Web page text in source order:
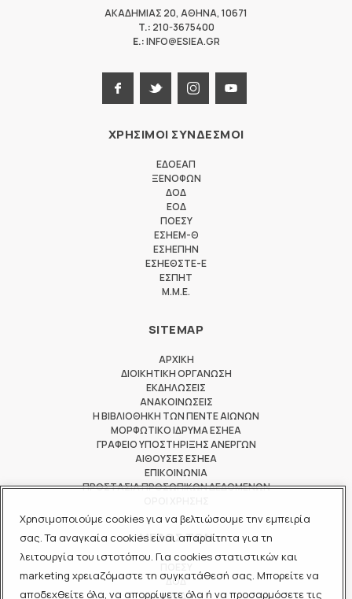
Χρησιμοποιούμε cookies για να βελτιώσουμε την εμπειρία
σας. Τα αναγκαία cookies είναι απαραίτητα για τη
λειτουργία του ιστοτόπου. Για cookies στατιστικών και
marketing χρειαζόμαστε τη συγκατάθεσή σας. Μπορείτε να
αποδεχθείτε όλα, να απορρίψετε όλα ή να προσαρμόσετε τις
ΑΚΑΔΗΜΙΑΣ 20, ΑΘΗΝΑ, 10671
T.: 210-3675400
E.:INFO@ESIEA.GR
ΧΡΗΣΙΜΟΙ ΣΥΝΔΕΣΜΟΙ
ΕΔΟΕΑΠ
ΞΕΝΟΦΩΝ
ΔΟΔ
ΕΟΔ
ΠΟΕΣΥ
ΕΣΗΕΜ-Θ
ΕΣΗΕΠΗΝ
ΕΣΗΕΘΣΤΕ-Ε
ΕΣΠΗΤ
M.M.E.
SITEMAP
ΑΡΧΙΚΗ
ΔΙΟΙΚΗΤΙΚΗ ΟΡΓΑΝΩΣΗ
ΕΚΔΗΛΩΣΕΙΣ
ΑΝΑΚΟΙΝΩΣΕΙΣ
Η ΒΙΒΛΙΟΘΗΚΗ ΤΩΝ ΠΕΝΤΕ ΑΙΩΝΩΝ
ΜΟΡΦΩΤΙΚΟ ΙΔΡΥΜΑ ΕΣΗΕΑ
ΓΡΑΦΕΙΟ ΥΠΟΣΤΗΡΙΞΗΣ ΑΝΕΡΓΩΝ
ΑΙΘΟΥΣΕΣ ΕΣΗΕΑ
ΕΠΙΚΟΙΝΩΝΙΑ
ΠΡΟΣΤΑΣΙΑ ΠΡΟΣΩΠΙΚΩΝ ΔΕΔΟΜΕΝΩΝ
ΜΕΛΟΣ ΤΩΝ
ΔΟΔ
ΕΟΔ